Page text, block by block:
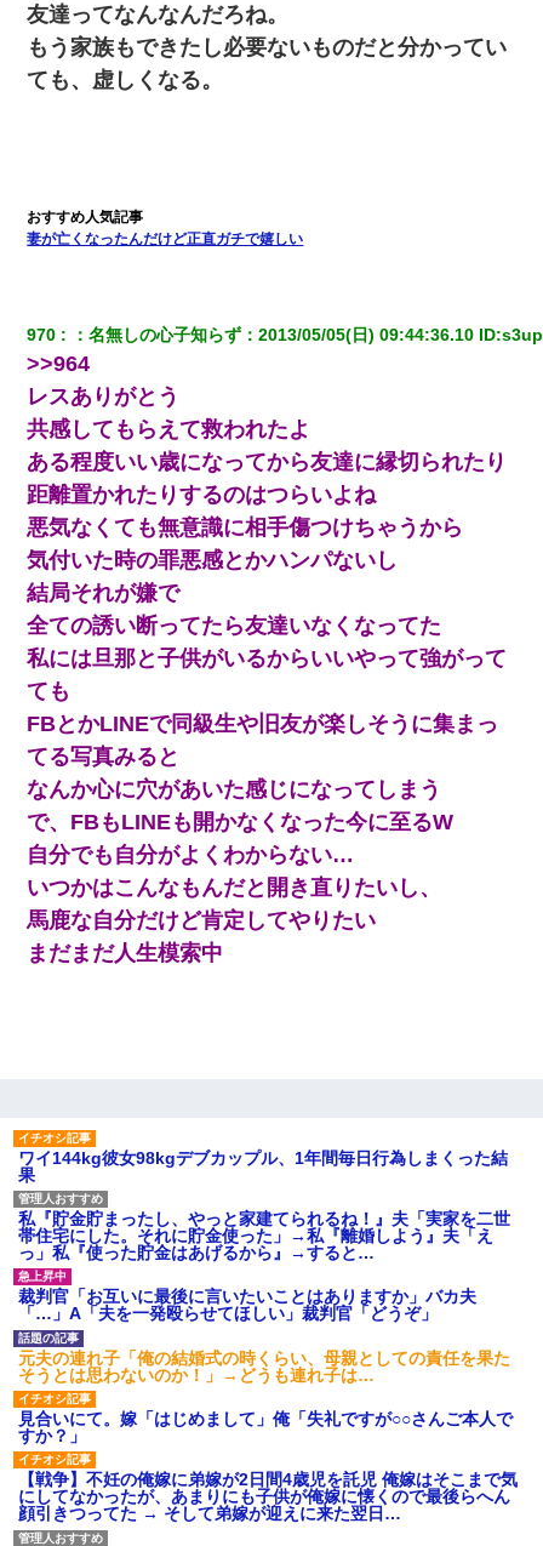
友達ってなんなんだろね。
もう家族もできたし必要ないものだと分かってい
ても、虚しくなる。
妻が亡くなったんだけど正直ガチで嬉しい
970 ：名無しの心子知らず ：2013/05/05(日) 09:44:36.10 ID:
>>964
レスありがとう
共感してもらえて救われたよ
ある程度いい歳になってから友達に縁切られたり
距離置かれたりするのはつらいよね
悪気なくても無意識に相手傷つけちゃうから
気付いた時の罪悪感とかハンパないし
結局それが嫌で
全ての誘い断ってたら友達いなくなってた
私には旦那と子供がいるからいいやって強がって
ても
FBとかLINEで同級生や旧友が楽しそうに集まっ
てる写真みると
なんか心に穴があいた感じになってしまう
で、FBもLINEも開かなくなった今に至るW
自分でも自分がよくわからない…
いつかはこんなもんだと開き直りたいし、
馬鹿な自分だけど肯定してやりたい
まだまだ人生模索中
ワイ144kg彼女98kgデブカップル、1年間毎日行為しまくった結
果
私『貯金貯まったし、やっと家建てられるね！』夫「実家を二世
帯住宅にした。それに貯金使った」→私『離婚しよう』夫「え
っ」私『使った貯金はあげるから』→すると…
裁判官「お互いに最後に言いたいことはありますか」バカ夫
「…」A「夫を一発殴らせてほしい」裁判官「どうぞ」
元夫の連れ子「俺の結婚式の時くらい、母親としての責任を果た
そうとは思わないのか！」→どうも連れ子は…
見合いにて。嫁「はじめまして」俺「失礼ですが○○さんご本人で
すか？」
【戦争】不妊の俺嫁に弟嫁が2日間4歳児を託児 俺嫁はそこまで気
にしてなかったが、あまりにも子供が俺嫁に懐くので最後らへん
顔引きつってた → そして弟嫁が迎えに来た翌日…